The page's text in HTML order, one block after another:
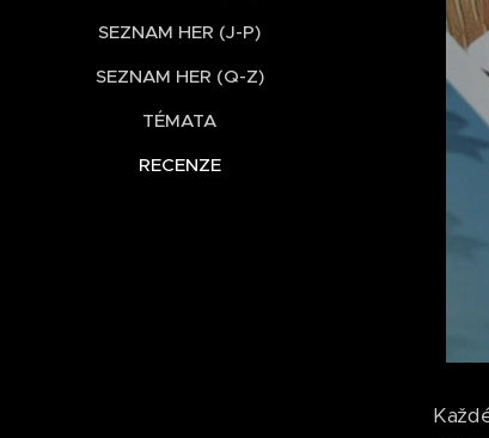
SEZNAM HER (J-P)
SEZNAM HER (Q-Z)
TÉMATA
RECENZE